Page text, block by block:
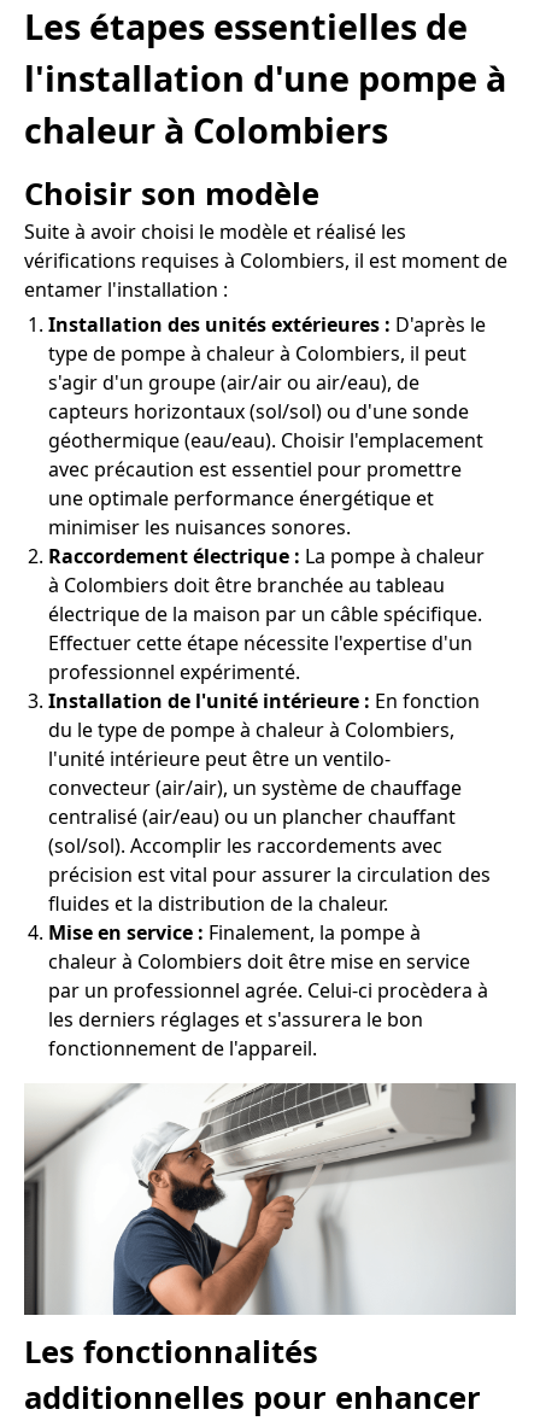
Les étapes essentielles de
l'installation d'une pompe à
chaleur à Colombiers
Choisir son modèle
Suite à avoir choisi le modèle et réalisé les
vérifications requises à Colombiers, il est moment de
entamer l'installation :
Installation des unités extérieures : D'après le
type de pompe à chaleur à Colombiers, il peut
s'agir d'un groupe (air/air ou air/eau), de
capteurs horizontaux (sol/sol) ou d'une sonde
géothermique (eau/eau). Choisir l'emplacement
avec précaution est essentiel pour promettre
une optimale performance énergétique et
minimiser les nuisances sonores.
Raccordement électrique : La pompe à chaleur
à Colombiers doit être branchée au tableau
électrique de la maison par un câble spécifique.
Effectuer cette étape nécessite l'expertise d'un
professionnel expérimenté.
Installation de l'unité intérieure : En fonction
du le type de pompe à chaleur à Colombiers,
l'unité intérieure peut être un ventilo-
convecteur (air/air), un système de chauffage
centralisé (air/eau) ou un plancher chauffant
(sol/sol). Accomplir les raccordements avec
précision est vital pour assurer la circulation des
fluides et la distribution de la chaleur.
Mise en service : Finalement, la pompe à
chaleur à Colombiers doit être mise en service
par un professionnel agrée. Celui-ci procèdera à
les derniers réglages et s'assurera le bon
fonctionnement de l'appareil.
Les fonctionnalités
additionnelles pour enhancer